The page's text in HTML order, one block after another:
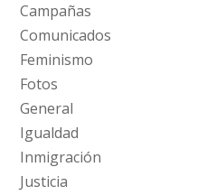
Campañas
Comunicados
Feminismo
Fotos
General
Igualdad
Inmigración
Justicia